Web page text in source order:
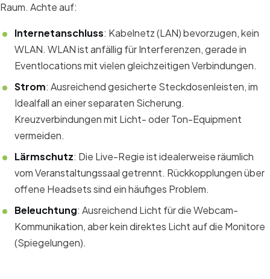
Raum. Achte auf:
Internetanschluss: Kabelnetz (LAN) bevorzugen, kein
WLAN. WLAN ist anfällig für Interferenzen, gerade in
Eventlocations mit vielen gleichzeitigen Verbindungen.
Strom: Ausreichend gesicherte Steckdosenleisten, im
Idealfall an einer separaten Sicherung.
Kreuzverbindungen mit Licht- oder Ton-Equipment
vermeiden.
Lärmschutz: Die Live-Regie ist idealerweise räumlich
vom Veranstaltungssaal getrennt. Rückkopplungen über
offene Headsets sind ein häufiges Problem.
Beleuchtung: Ausreichend Licht für die Webcam-
Kommunikation, aber kein direktes Licht auf die Monitore
(Spiegelungen).